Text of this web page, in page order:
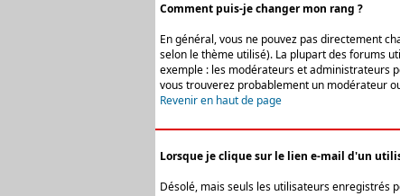
Comment puis-je changer mon rang ?
En général, vous ne pouvez pas directement
selon le thème utilisé). La plupart des forums
exemple : les modérateurs et administrateurs
vous trouverez probablement un modérateur
Revenir en haut de page
Lorsque je clique sur le lien e-mail d'un
Désolé, mais seuls les utilisateurs enregistrés